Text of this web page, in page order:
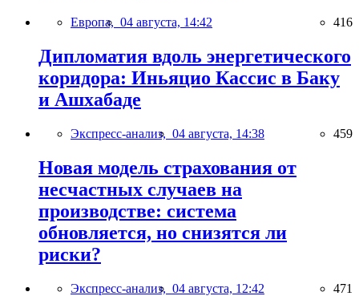
Европа, 04 августа, 14:42 416
Дипломатия вдоль энергетического
коридора: Иньяцио Кассис в Баку
и Ашхабаде
Экспресс-анализ, 04 августа, 14:38 459
Новая модель страхования от
несчастных случаев на
производстве: система
обновляется, но снизятся ли
риски?
Экспресс-анализ, 04 августа, 12:42 471